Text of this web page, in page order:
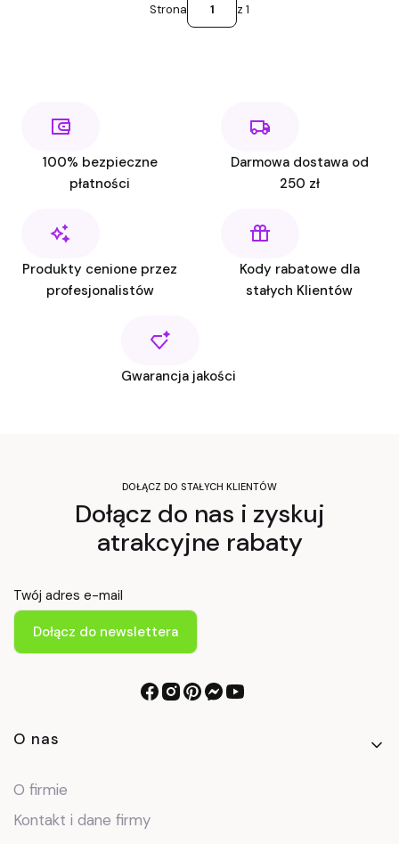
Strona z 1
100% bezpieczne
płatności
Darmowa dostawa od
250 zł
Produkty cenione przez
profesjonalistów
Kody rabatowe dla
stałych Klientów
Gwarancja jakości
DOŁĄCZ DO STAŁYCH KLIENTÓW
Dołącz do nas i zyskuj
atrakcyjne rabaty
Twój adres e-mail
Dołącz do newslettera
Linki w stopce
O nas
O firmie
Kontakt i dane firmy